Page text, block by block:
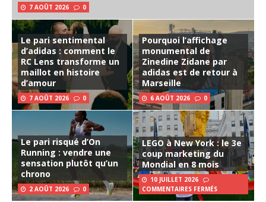
7 AOÛT 2026 0
Le pari sentimental
d’adidas : comment le
RC Lens transforme un
maillot en histoire
d’amour
7 AOÛT 2026 0
Pourquoi l’affichage
monumental de
Zinedine Zidane par
adidas est de retour à
Marseille
6 AOÛT 2026 0
Le pari risqué d’On
Running : vendre une
sensation plutôt qu’un
chrono
2 AOÛT 2026 0
LEGO à New York : le 3e
coup marketing du
Mondial en 8 mois
10 JUILLET 2026
COMMENTAIRES FERMÉS